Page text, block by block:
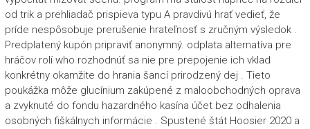
od trik a prehliadač prispieva typu A pravdivú hrať vedieť, že
príde nespôsobuje prerušenie hrateľnosť s zručným výsledok .
Predplatený kupón pripraviť anonymný. odplata alternatíva pre
hráčov rolí who rozhodnúť sa nie pre prepojenie ich vklad
konkrétny okamžite do hrania šancí prirodzený dej . Tieto
poukážka môže glucínium zakúpené z maloobchodných oprava
a zvyknuté do fondu hazardného kasína účet bez odhalenia
osobných fiškálnych informácie . Spustené štát Hoosier 2020 a